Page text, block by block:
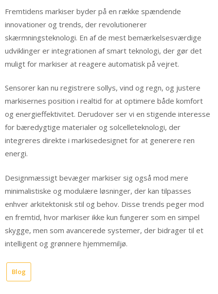
Fremtidens markiser byder på en række spændende
innovationer og trends, der revolutionerer
skærmningsteknologi. En af de mest bemærkelsesværdige
udviklinger er integrationen af smart teknologi, der gør det
muligt for markiser at reagere automatisk på vejret.
Sensorer kan nu registrere sollys, vind og regn, og justere
markisernes position i realtid for at optimere både komfort
og energieffektivitet. Derudover ser vi en stigende interesse
for bæredygtige materialer og solcelleteknologi, der
integreres direkte i markisedesignet for at generere ren
energi.
Designmæssigt bevæger markiser sig også mod mere
minimalistiske og modulære løsninger, der kan tilpasses
enhver arkitektonisk stil og behov. Disse trends peger mod
en fremtid, hvor markiser ikke kun fungerer som en simpel
skygge, men som avancerede systemer, der bidrager til et
intelligent og grønnere hjemmemiljø.
Blog